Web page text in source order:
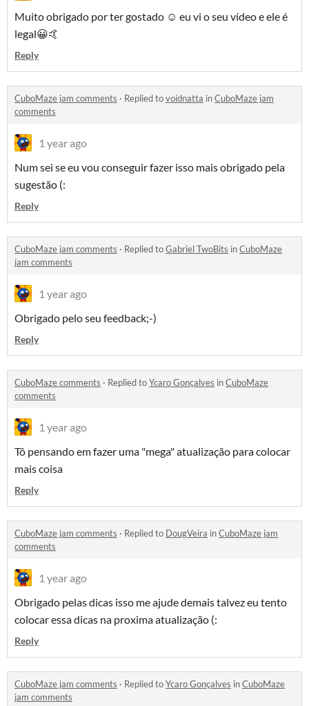
Muito obrigado por ter gostado ☺️ eu vi o seu vídeo e ele é
legal😀🤙
Reply
CuboMaze jam comments · Replied tovoidnatta inCuboMaze jam
comments
1 year ago
Num sei se eu vou conseguir fazer isso mais obrigado pela
sugestão (:
Reply
CuboMaze jam comments · Replied toGabriel TwoBits inCuboMaze
jam comments
1 year ago
Obrigado pelo seu feedback;⁠-⁠)
Reply
CuboMaze comments · Replied toYcaro Gonçalves inCuboMaze
comments
1 year ago
Tô pensando em fazer uma "mega" atualização para colocar
mais coisa
Reply
CuboMaze jam comments · Replied to DougVeira inCuboMaze jam
comments
1 year ago
Obrigado pelas dicas isso me ajude demais talvez eu tento
colocar essa dicas na proxima atualização (:
Reply
CuboMaze jam comments · Replied toYcaro Gonçalves inCuboMaze
jam comments